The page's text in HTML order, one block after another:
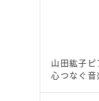
山田紘子ピ
心つなぐ音